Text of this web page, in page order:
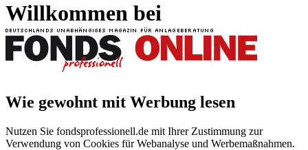
Willkommen bei
Wie gewohnt mit Werbung lesen
Nutzen Sie fondsprofessionell.de mit Ihrer Zustimmung zur
Verwendung von Cookies für Webanalyse und Werbemaßnahmen.